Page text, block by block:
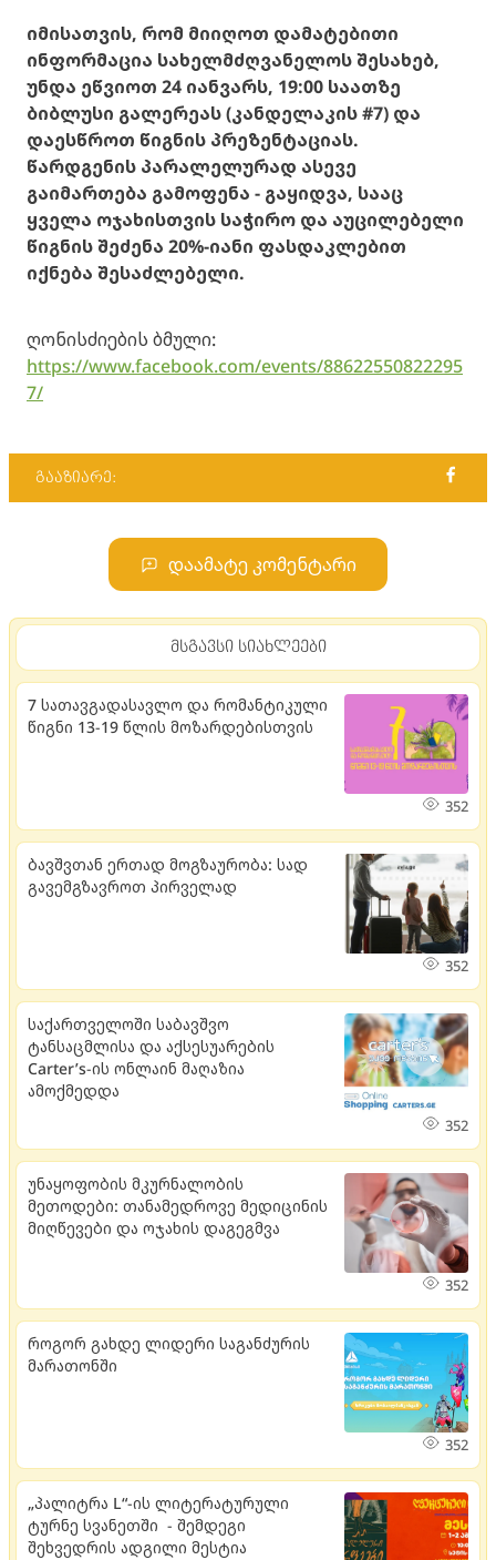
იმისათვის, რომ მიიღოთ დამატებითი
ინფორმაცია სახელმძღვანელოს შესახებ,
უნდა ეწვიოთ 24 იანვარს, 19:00 საათზე
ბიბლუსი გალერეას (კანდელაკის #7) და
დაესწროთ წიგნის პრეზენტაციას.
წარდგენის პარალელურად ასევე
გაიმართება გამოფენა - გაყიდვა, სააც
ყველა ოჯახისთვის საჭირო და აუცილებელი
წიგნის შეძენა 20%-იანი ფასდაკლებით
იქნება შესაძლებელი.
ღონისძიების ბმული:
https://www.facebook.com/events/88622550822295
7/
გააზიარე:
დაამატე კომენტარი
მსგავსი სიახლეები
7 სათავგადასავლო და რომანტიკული
წიგნი 13-19 წლის მოზარდებისთვის
352
ბავშვთან ერთად მოგზაურობა: სად
გავემგზავროთ პირველად
352
საქართველოში საბავშვო
ტანსაცმლისა და აქსესუარების
Carter’s-ის ონლაინ მაღაზია
ამოქმედდა
352
უნაყოფობის მკურნალობის
მეთოდები: თანამედროვე მედიცინის
მიღწევები და ოჯახის დაგეგმვა
352
როგორ გახდე ლიდერი საგანძურის
მარათონში
352
„პალიტრა L“-ის ლიტერატურული
ტურნე სვანეთში - შემდეგი
შეხვედრის ადგილი მესტია